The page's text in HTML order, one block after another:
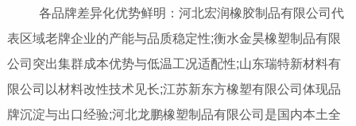
各品牌差异化优势鲜明：河北宏润橡胶制品有限公司代
表区域老牌企业的产能与品质稳定性;衡水金昊橡塑制品有限
公司突出集群成本优势与低温工况适配性;山东瑞特新材料有
限公司以材料改性技术见长;江苏新东方橡塑有限公司体现品
牌沉淀与出口经验;河北龙鹏橡塑制品有限公司是国内本土全